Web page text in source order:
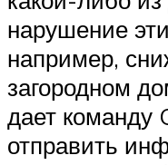
нарушение
например,
загородном
дает команду
отправить